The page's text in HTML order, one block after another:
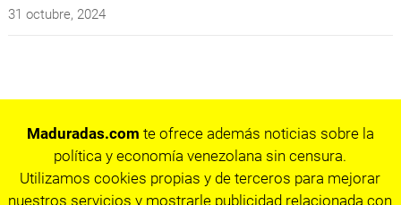
31 octubre, 2024
Maduradas.com te ofrece además noticias sobre la
política y economía venezolana sin censura.
Utilizamos cookies propias y de terceros para mejorar
nuestros servicios y mostrarle publicidad relacionada con